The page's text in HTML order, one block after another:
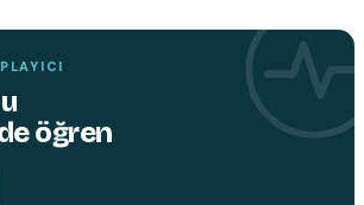
öğren